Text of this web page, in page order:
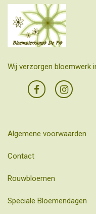
Wij verzorgen bloemwerk
Algemene voorwaarden
Contact
Rouwbloemen
Speciale Bloemendagen